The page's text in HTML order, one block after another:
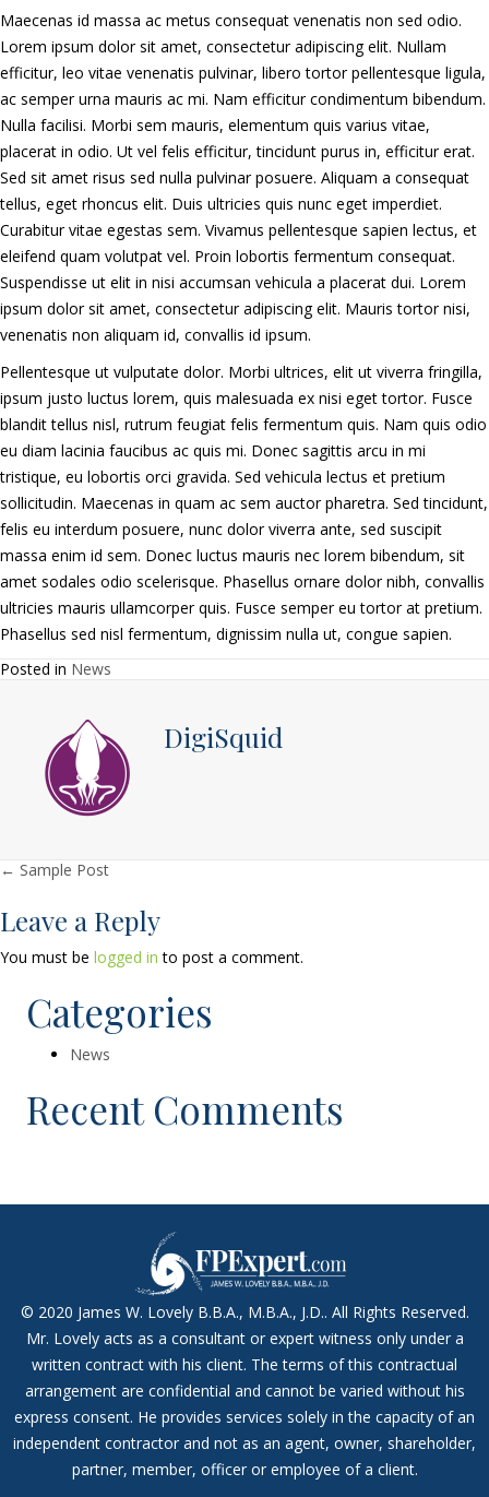
Maecenas id massa ac metus consequat venenatis non sed odio.
Lorem ipsum dolor sit amet, consectetur adipiscing elit. Nullam
efficitur, leo vitae venenatis pulvinar, libero tortor pellentesque ligula,
ac semper urna mauris ac mi. Nam efficitur condimentum bibendum.
Nulla facilisi. Morbi sem mauris, elementum quis varius vitae,
placerat in odio. Ut vel felis efficitur, tincidunt purus in, efficitur erat.
Sed sit amet risus sed nulla pulvinar posuere. Aliquam a consequat
tellus, eget rhoncus elit. Duis ultricies quis nunc eget imperdiet.
Curabitur vitae egestas sem. Vivamus pellentesque sapien lectus, et
eleifend quam volutpat vel. Proin lobortis fermentum consequat.
Suspendisse ut elit in nisi accumsan vehicula a placerat dui. Lorem
ipsum dolor sit amet, consectetur adipiscing elit. Mauris tortor nisi,
venenatis non aliquam id, convallis id ipsum.
Pellentesque ut vulputate dolor. Morbi ultrices, elit ut viverra fringilla,
ipsum justo luctus lorem, quis malesuada ex nisi eget tortor. Fusce
blandit tellus nisl, rutrum feugiat felis fermentum quis. Nam quis odio
eu diam lacinia faucibus ac quis mi. Donec sagittis arcu in mi
tristique, eu lobortis orci gravida. Sed vehicula lectus et pretium
sollicitudin. Maecenas in quam ac sem auctor pharetra. Sed tincidunt,
felis eu interdum posuere, nunc dolor viverra ante, sed suscipit
massa enim id sem. Donec luctus mauris nec lorem bibendum, sit
amet sodales odio scelerisque. Phasellus ornare dolor nibh, convallis
ultricies mauris ullamcorper quis. Fusce semper eu tortor at pretium.
Phasellus sed nisl fermentum, dignissim nulla ut, congue sapien.
Posted in News
DigiSquid
Posts navigation
← Sample Post
Leave a Reply
You must be logged in to post a comment.
Categories
News
Recent Comments
© 2020 James W. Lovely B.B.A., M.B.A., J.D.. All Rights Reserved.
Mr. Lovely acts as a consultant or expert witness only under a
written contract with his client. The terms of this contractual
arrangement are confidential and cannot be varied without his
express consent. He provides services solely in the capacity of an
independent contractor and not as an agent, owner, shareholder,
partner, member, officer or employee of a client.